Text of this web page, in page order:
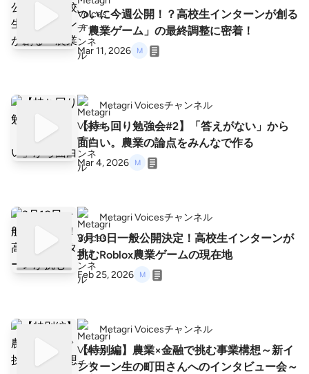
ついに今週公開！？高校生インターンが創る
「農業ゲーム」の最終調整に密着！
Mar 11, 2026
Metagri Voicesチャンネル
【持ち回り勉強会#2】「答えがない」から
面白い。農業の論点をみんなで作る
Mar 4, 2026
Metagri Voicesチャンネル
3月10日一般公開決定！高校生インターンが
挑むRoblox農業ゲームの現在地
Feb 25, 2026
Metagri Voicesチャンネル
【特別編】農業×金融で挑む事業構想～新イ
ンターン生の町田さんへのインタビュー会～